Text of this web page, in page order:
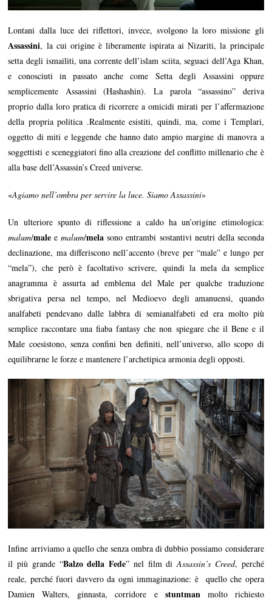
Lontani dalla luce dei riflettori, invece, svolgono la loro missione gli
Assassini, la cui origine è liberamente ispirata ai Nizariti, la principale
setta degli ismailiti, una corrente dell’islam sciita, seguaci dell’Aga Khan,
e conosciuti in passato anche come Setta degli Assassini oppure
semplicemente Assassini (Hashashin). La parola “assassino” deriva
proprio dalla loro pratica di ricorrere a omicidi mirati per l’affermazione
della propria politica .Realmente esistiti, quindi, ma, come i Templari,
oggetto di miti e leggende che hanno dato ampio margine di manovra a
soggettisti e sceneggiatori fino alla creazione del conflitto millenario che è
alla base dell’Assassin’s Creed universe.
«Agiamo nell’ombra per servire la luce. Siamo Assassini»
Un ulteriore spunto di riflessione a caldo ha un’origine etimologica:
malum/male emalum/mela sono entrambi sostantivi neutri della seconda
declinazione, ma differiscono nell’accento (breve per “male” e lungo per
“mela”), che però è facoltativo scrivere, quindi la mela da semplice
anagramma è assurta ad emblema del Male per qualche traduzione
sbrigativa persa nel tempo, nel Medioevo degli amanuensi, quando
analfabeti pendevano dalle labbra di semianalfabeti ed era molto più
semplice raccontare una fiaba fantasy che non spiegare che il Bene e il
Male coesistono, senza confini ben definiti, nell’universo, allo scopo di
equilibrarne le forze e mantenere l’archetipica armonia degli opposti.
Infine arriviamo a quello che senza ombra di dubbio possiamo considerare
il più grande “Balzo della Fede” nel film diAssassin’s Creed, perché
reale, perché fuori davvero da ogni immaginazione: è quello che opera
Damien Walters, ginnasta, corridore e stuntmanmolto richiesto